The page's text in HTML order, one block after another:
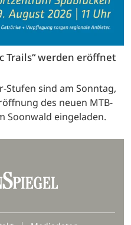
Trails“ werden eröffnet
sind am Sonntag,
des neuen MTB-
Soonwald eingeladen.